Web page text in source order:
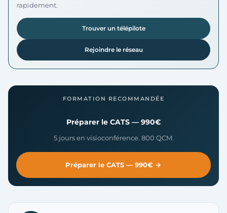
rapidement.
Trouver un télépilote
Rejoindre le réseau
FORMATION RECOMMANDÉE
Préparer le CATS — 990€
5 jours en visioconférence. 800 QCM.
Préparer le CATS — 990€ →